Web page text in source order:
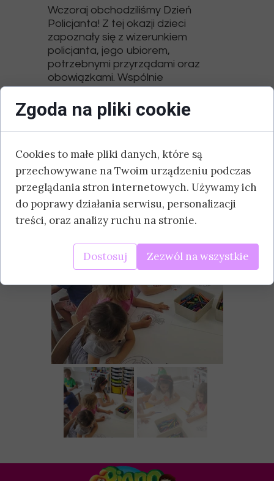
Wczoraj obchodziliśmy Dzień
Policjanta! Z tej okazji dzieci
zapoznały się z wizerunkiem
policjanta, jego ubiorem,
potrzebnymi przyrządami oraz
obowiązkami. Wspólnie
wykonaliśmy również kolorowanki
rzeczy związanych z pracą
policjanta!
Zgoda na pliki cookie
Cookies to małe pliki danych, które są
przechowywane na Twoim urządzeniu podczas
przeglądania stron internetowych. Używamy ich
do poprawy działania serwisu, personalizacji
treści, oraz analizy ruchu na stronie.
Dostosuj Zezwól na wszystkie